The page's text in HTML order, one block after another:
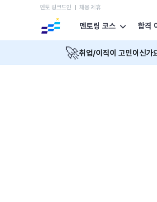
멘토 링크드인 채용 제휴
멘토링 코스 합격
🚀취업/이직이 고민이신가